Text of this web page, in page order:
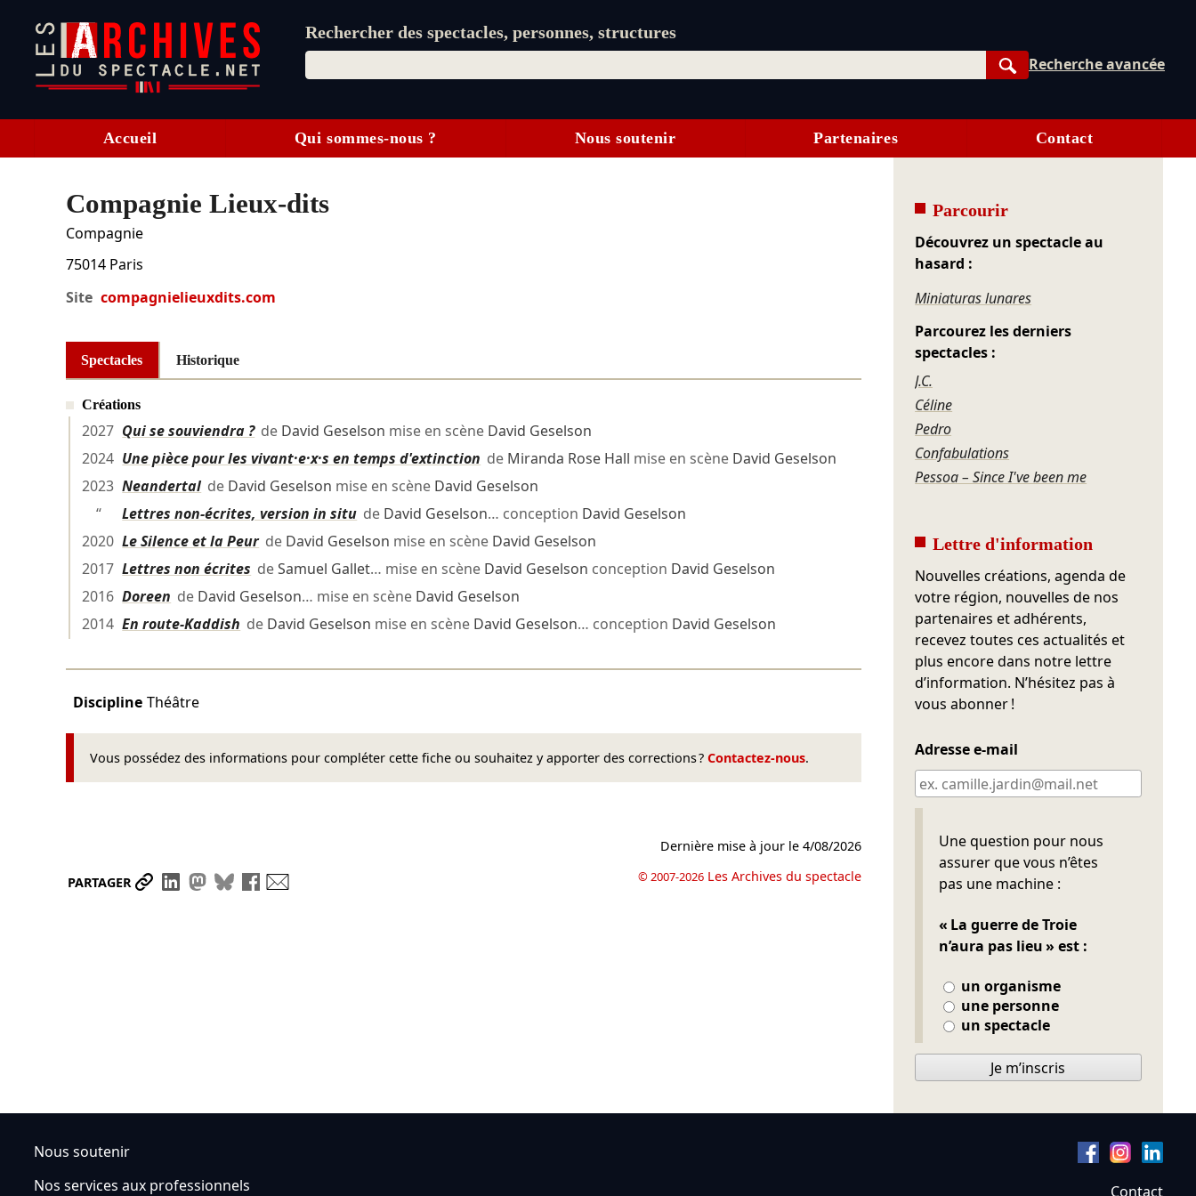
Rechercher des spectacles, personnes, structures
Rechercher
Recherche avancée
Accueil Qui sommes-nous ? Nous soutenir Partenaires Contact
Compagnie Lieux-dits
Compagnie
75014 Paris
Site compagnielieuxdits.com
Spectacles Historique
Créations
2027 Qui se souviendra ?de David Geselson mise en scène David Geselson
2024 Une pièce pour les vivant·e·x·s en temps d'extinction de Miranda Rose Hall mise en scène David Geselson
2023 Neandertal de David Geselson mise en scène David Geselson
“
Lettres non-écrites, version in situ de David Geselson… conception David Geselson
2020 Le Silence et la Peurde David Geselson mise en scène David Geselson
2017 Lettres non écrites deSamuel Gallet… mise en scène David Geselson conception David Geselson
2016 Doreen de David Geselson… mise en scène David Geselson
2014 En route-Kaddish de David Geselson mise en scène David Geselson… conception David Geselson
Discipline Théâtre
Vous possédez des informations pour compléter cette fiche ou souhaitez y apporter des corrections ? Contactez-nous.
PARTAGER Partager le lien
Partager sur LinkedIn
Partager sur Mastodon
Partager sur Bluesky
Partager sur Facebook
Dernière mise à jour le4/08/2026
© 2007-2026 Les Archives du spectacle
Parcourir
Découvrez un spectacle au
hasard :
Miniaturas lunares
Parcourez les derniers
spectacles :
J.C.
Céline
Pedro
Confabulations
Pessoa – Since I've been me
Lettre d'information
Nouvelles créations, agenda de
votre région, nouvelles de nos
partenaires et adhérents,
recevez toutes ces actualités et
plus encore dans notre lettre
d’information. N’hésitez pas à
vous abonner !
Adresse e-mail
Une question pour nous
assurer que vous n’êtes
pas une machine :
« La guerre de Troie
n’aura pas lieu » est :
un organisme
une personne
un spectacle
Ne pas remplir
Je m’inscris
Nous soutenir
Nos services aux professionnels
Contact